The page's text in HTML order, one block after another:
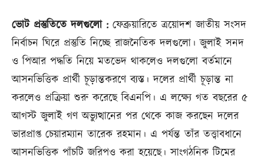
ভোট প্রস্তুতিতে দলগুলো : ফেব্রুয়ারিতে ত্রয়োদশ জাতীয় সংসদ
নির্বাচন ঘিরে প্রস্তুতি নিচ্ছে রাজনৈতিক দলগুলো। জুলাই সনদ
ও পিআর পদ্ধতি নিয়ে মতভেদ থাকলেও দলগুলো বর্তমানে
আসনভিত্তিক প্রার্থী চূড়ান্তকরণে ব্যস্ত। দলের প্রার্থী চূড়ান্ত না
করলেও প্রক্রিয়া শুরু করেছে বিএনপি। এ লক্ষ্যে গত বছরের ৫
আগস্ট জুলাই গণ অভ্যুত্থানের পর থেকে কাজ করছেন দলের
ভারপ্রাপ্ত চেয়ারম্যান তারেক রহমান। এ পর্যন্ত তাঁর তত্ত্বাবধানে
আসনভিত্তিক পাঁচটি জরিপও করা হয়েছে। সাংগঠনিক টিমের